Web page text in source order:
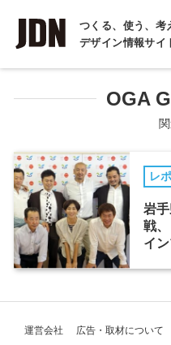
つくる、使う、考
デザイン情報サイ
INTERVIEW
インタビュー
REPORT
COLUMN
コラム
OGA
レ
岩
戦
イ
運営会社 広告・取材について